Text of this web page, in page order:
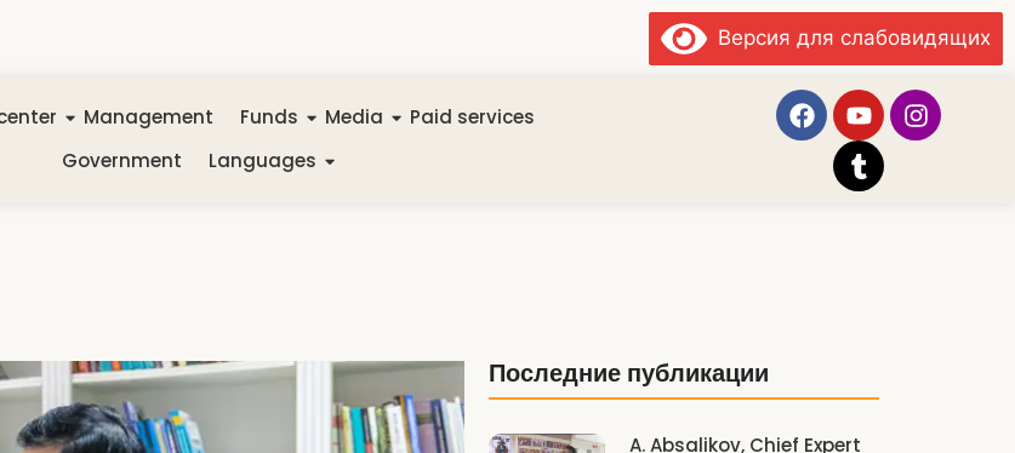
Версия для слабовидящих
Management Funds Media
Paid services
Government
Languages
Последние публикации
A. Absalikov, Chief Expert